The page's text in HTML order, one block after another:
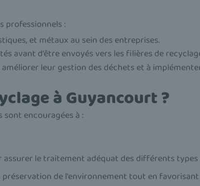
professionnels :
et métaux au sein des entreprises.
avant d'être envoyés vers les filières de
leur gestion des déchets et à
à Guyancourt ?
sont encouragées à :
assurer le traitement adéquat des différents types
de l'environnement tout en favorisant